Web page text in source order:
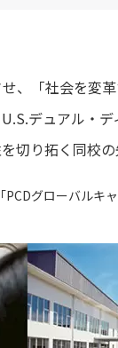
、「社会を変
デュアル・
り拓く同校の
グローバルキ